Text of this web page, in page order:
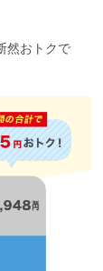
然おトクで